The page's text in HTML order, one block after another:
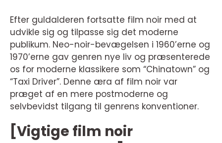
Efter guldalderen fortsatte film noir med at
udvikle sig og tilpasse sig det moderne
publikum. Neo-noir-bevægelsen i 1960’erne og
1970’erne gav genren nye liv og præsenterede
os for moderne klassikere som “Chinatown” og
“Taxi Driver”. Denne æra af film noir var
præget af en mere postmoderne og
selvbevidst tilgang til genrens konventioner.
[Vigtige film noir